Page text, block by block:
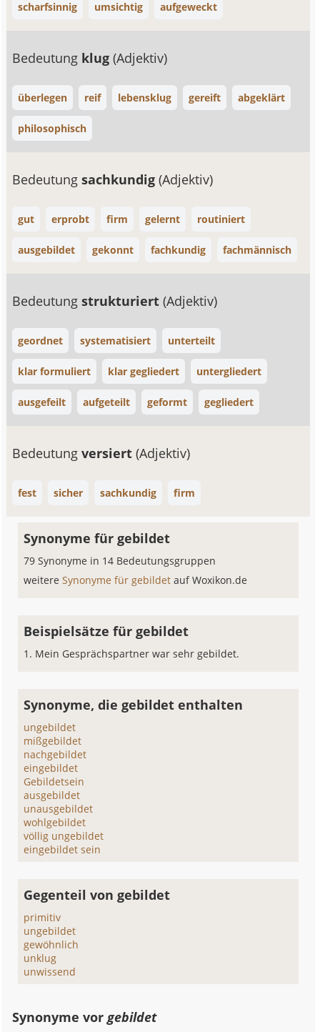
scharfsinnig umsichtig aufgeweckt
Bedeutung klug(Adjektiv)
überlegen reif lebensklug gereift abgeklärt
philosophisch
Bedeutungsachkundig(Adjektiv)
gut erprobt firm gelernt routiniert
ausgebildet gekonnt fachkundig fachmännisch
Bedeutungstrukturiert(Adjektiv)
geordnet systematisiert unterteilt
klar formuliert klar gegliedert untergliedert
ausgefeilt aufgeteilt geformt gegliedert
Bedeutungversiert(Adjektiv)
fest sicher sachkundig firm
Synonyme für gebildet
79 Synonyme in 14 Bedeutungsgruppen
weitereSynonyme für gebildetauf Woxikon.de
Beispielsätze für gebildet
Mein Gesprächspartner war sehr gebildet.
Synonyme, die gebildet enthalten
ungebildet
mißgebildet
nachgebildet
eingebildet
Gebildetsein
ausgebildet
unausgebildet
wohlgebildet
völlig ungebildet
eingebildet sein
Gegenteil von gebildet
primitiv
ungebildet
gewöhnlich
unklug
unwissend
Synonyme vorgebildet